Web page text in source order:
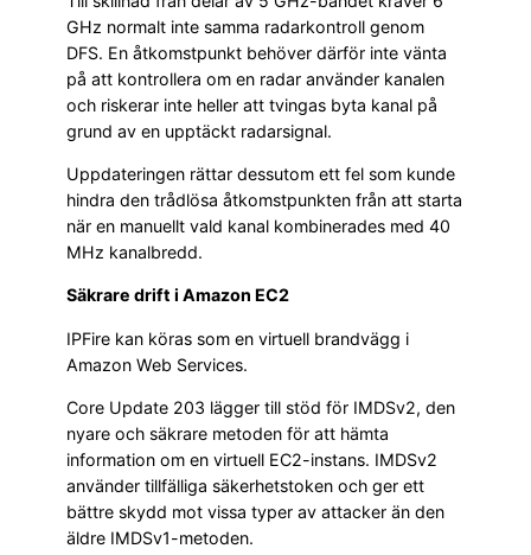
GHz normalt inte samma radarkontroll genom
DFS. En åtkomstpunkt behöver därför inte vänta
på att kontrollera om en radar använder kanalen
och riskerar inte heller att tvingas byta kanal på
grund av en upptäckt radarsignal.
Uppdateringen rättar dessutom ett fel som kunde
hindra den trådlösa åtkomstpunkten från att starta
när en manuellt vald kanal kombinerades med 40
MHz kanalbredd.
Säkrare drift i Amazon EC2
IPFire kan köras som en virtuell brandvägg i
Amazon Web Services.
Core Update 203 lägger till stöd för IMDSv2, den
nyare och säkrare metoden för att hämta
information om en virtuell EC2-instans. IMDSv2
använder tillfälliga säkerhetstoken och ger ett
bättre skydd mot vissa typer av attacker än den
äldre IMDSv1-metoden.